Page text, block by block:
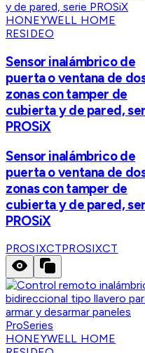
HONEYWELL HOME
RESIDEO
Sensor inalámbrico de
puerta o ventana de
zonas con tamper de
cubierta y de pared,
PROSiX
Sensor inalámbrico de
puerta o ventana de
zonas con tamper de
cubierta y de pared,
PROSiX
PROSIXCTPROSIXCT
HONEYWELL HOME